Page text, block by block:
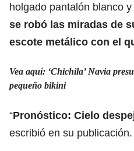
holgado pantalón blanco
se robó las miradas de
escote metálico con el
Vea aquí: ‘Chichila’ Navia
pequeño bikini
“Pronóstico: Cielo
escribió en su publicación.